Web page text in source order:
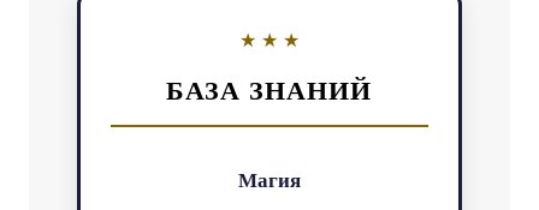
БАЗА ЗНАНИЙ
Магия